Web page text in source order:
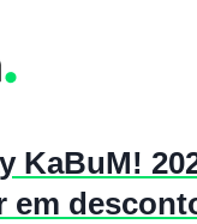
KaBuM!
em